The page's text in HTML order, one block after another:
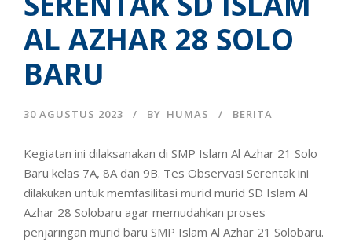
AL AZHAR 28 SOLO
BARU
30 AGUSTUS 2023 BY HUMAS BERITA
Kegiatan ini dilaksanakan di SMP Islam Al Azhar 21 Solo
Baru kelas 7A, 8A dan 9B. Tes Observasi Serentak ini
dilakukan untuk memfasilitasi murid murid SD Islam Al
Azhar 28 Solobaru agar memudahkan proses
penjaringan murid baru SMP Islam Al Azhar 21 Solobaru.